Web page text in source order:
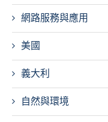
網路服務與應用
美國
義大利
自然與環境